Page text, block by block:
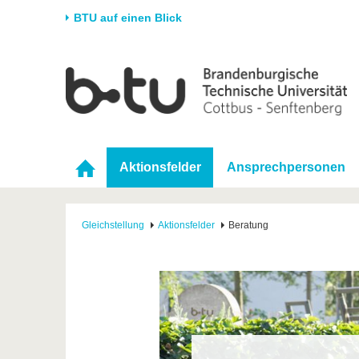
BTU auf einen Blick
Universität
Karriere & Engagement
Forschung
Forschungsprofil
Förderung Im
Aktionsfelder Ansprechpersonen
Gleichstellung Aktionsfelder Beratung